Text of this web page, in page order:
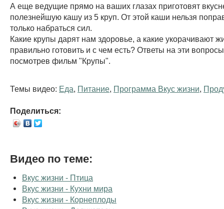
А еще ведущие прямо на ваших глазах приготовят
полезнейшую кашу из 5 круп. От этой каши нельзя
только набраться сил.
Какие крупы дарят нам здоровье, а какие укорачивают
правильно готовить и с чем есть? Ответы на эти
посмотрев фильм "Крупы".
Темы видео: Еда Питание Программа Вкус жизни
Поделиться:
Видео по теме:
Вкус жизни - Птица
Вкус жизни - Кухни мира
Вкус жизни - Корнеплоды